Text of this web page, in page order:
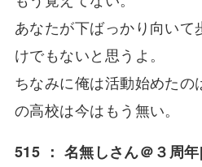
あなたが下ばっかり向いて
けでもないと思うよ。
ちなみに俺は活動始めたの
の高校は今はもう無い。
515 ： 名無しさん＠３周年